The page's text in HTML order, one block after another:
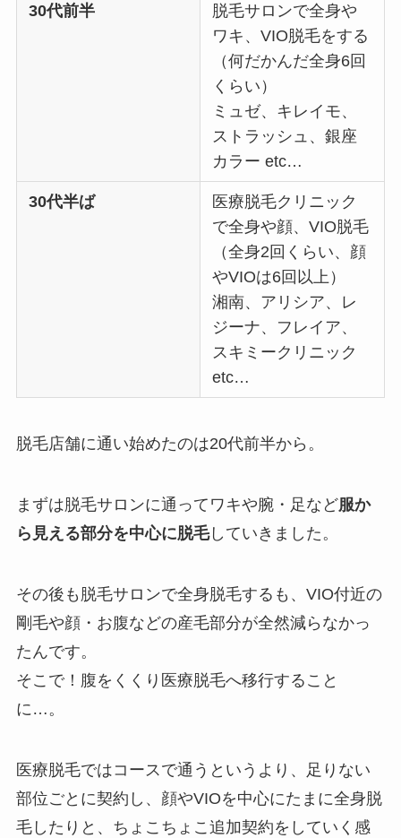
30代前半
脱毛サロンで全身や
ワキ、VIO脱毛をする
（何だかんだ全身6回
くらい）
ミュゼ、キレイモ、
ストラッシュ、銀座
カラー etc…
30代半ば
医療脱毛クリニック
で全身や顔、VIO脱毛
（全身2回くらい、顔
やVIOは6回以上）
湘南、アリシア、レ
ジーナ、フレイア、
スキミークリニック
etc…
脱毛店舗に通い始めたのは20代前半から。
まずは脱毛サロンに通ってワキや腕・足など服か
ら見える部分を中心に脱毛していきました。
その後も脱毛サロンで全身脱毛するも、VIO付近の
剛毛や顔・お腹などの産毛部分が全然減らなかっ
たんです。
そこで！腹をくくり医療脱毛へ移行すること
に…。
医療脱毛ではコースで通うというより、足りない
部位ごとに契約し、顔やVIOを中心にたまに全身脱
毛したりと、ちょこちょこ追加契約をしていく感